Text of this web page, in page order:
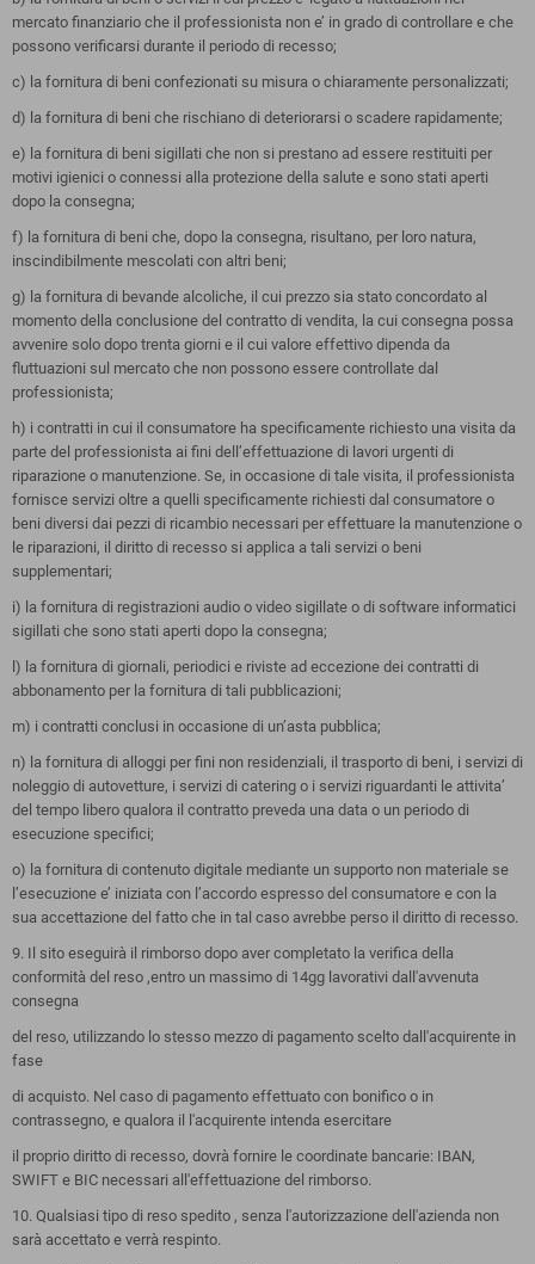
mercato finanziario che il professionista non e’ in grado di controllare e che
possono verificarsi durante il periodo di recesso;
c) la fornitura di beni confezionati su misura o chiaramente personalizzati;
d) la fornitura di beni che rischiano di deteriorarsi o scadere rapidamente;
e) la fornitura di beni sigillati che non si prestano ad essere restituiti per
motivi igienici o connessi alla protezione della salute e sono stati aperti
dopo la consegna;
f) la fornitura di beni che, dopo la consegna, risultano, per loro natura,
inscindibilmente mescolati con altri beni;
g) la fornitura di bevande alcoliche, il cui prezzo sia stato concordato al
momento della conclusione del contratto di vendita, la cui consegna possa
avvenire solo dopo trenta giorni e il cui valore effettivo dipenda da
fluttuazioni sul mercato che non possono essere controllate dal
professionista;
h) i contratti in cui il consumatore ha specificamente richiesto una visita da
parte del professionista ai fini dell’effettuazione di lavori urgenti di
riparazione o manutenzione. Se, in occasione di tale visita, il professionista
fornisce servizi oltre a quelli specificamente richiesti dal consumatore o
beni diversi dai pezzi di ricambio necessari per effettuare la manutenzione o
le riparazioni, il diritto di recesso si applica a tali servizi o beni
supplementari;
i) la fornitura di registrazioni audio o video sigillate o di software informatici
sigillati che sono stati aperti dopo la consegna;
l) la fornitura di giornali, periodici e riviste ad eccezione dei contratti di
abbonamento per la fornitura di tali pubblicazioni;
m) i contratti conclusi in occasione di un’asta pubblica;
n) la fornitura di alloggi per fini non residenziali, il trasporto di beni, i servizi di
noleggio di autovetture, i servizi di catering o i servizi riguardanti le attivita’
del tempo libero qualora il contratto preveda una data o un periodo di
esecuzione specifici;
o) la fornitura di contenuto digitale mediante un supporto non materiale se
l’esecuzione e’ iniziata con l’accordo espresso del consumatore e con la
sua accettazione del fatto che in tal caso avrebbe perso il diritto di recesso.
9. Il sito eseguirà il rimborso dopo aver completato la verifica della
conformità del reso ,entro un massimo di 14gg lavorativi dall'avvenuta
consegna
del reso, utilizzando lo stesso mezzo di pagamento scelto dall'acquirente in
fase
di acquisto. Nel caso di pagamento effettuato con bonifico o in
contrassegno, e qualora il l'acquirente intenda esercitare
il proprio diritto di recesso, dovrà fornire le coordinate bancarie: IBAN,
SWIFT e BIC necessari all'effettuazione del rimborso.
10. Qualsiasi tipo di reso spedito , senza l'autorizzazione dell'azienda non
sarà accettato e verrà respinto.